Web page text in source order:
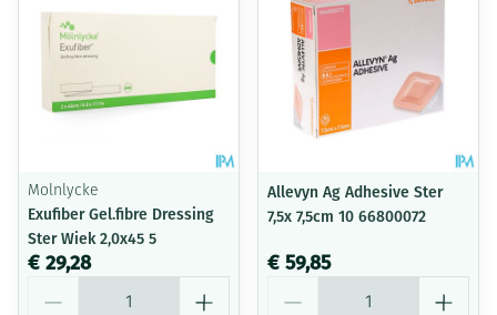
Molnlycke
Exufiber Gel.fibre Dressing
Ster Wiek 2,0x45 5
€ 29,28
Allevyn Ag Adhesive Ster
7,5x 7,5cm 10 66800072
€ 59,85